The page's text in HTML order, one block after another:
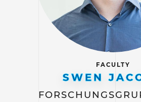
FACULTY
SWEN